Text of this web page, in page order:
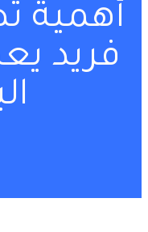
أهمية
فريد